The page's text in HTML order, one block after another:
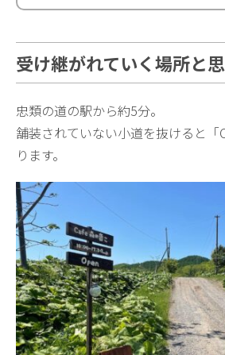
受け継がれていく場所と
忠類の道の駅から約5分。
舗装されていない小道を抜けると「
ります。